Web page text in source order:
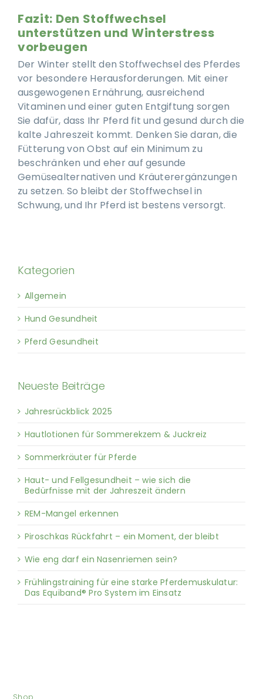
Fazit: Den Stoffwechsel
unterstützen und Winterstress
vorbeugen
Der Winter stellt den Stoffwechsel des Pferdes
vor besondere Herausforderungen. Mit einer
ausgewogenen Ernährung, ausreichend
Vitaminen und einer guten Entgiftung sorgen
Sie dafür, dass Ihr Pferd fit und gesund durch die
kalte Jahreszeit kommt. Denken Sie daran, die
Fütterung von Obst auf ein Minimum zu
beschränken und eher auf gesunde
Gemüsealternativen und Kräuterergänzungen
zu setzen. So bleibt der Stoffwechsel in
Schwung, und Ihr Pferd ist bestens versorgt.
Kategorien
Allgemein
Hund Gesundheit
Pferd Gesundheit
Neueste Beiträge
Jahresrückblick 2025
Hautlotionen für Sommerekzem & Juckreiz
Sommerkräuter für Pferde
Haut- und Fellgesundheit – wie sich die
Bedürfnisse mit der Jahreszeit ändern
REM-Mangel erkennen
Piroschkas Rückfahrt – ein Moment, der bleibt
Wie eng darf ein Nasenriemen sein?
Frühlingstraining für eine starke Pferdemuskulatur:
Das Equiband® Pro System im Einsatz